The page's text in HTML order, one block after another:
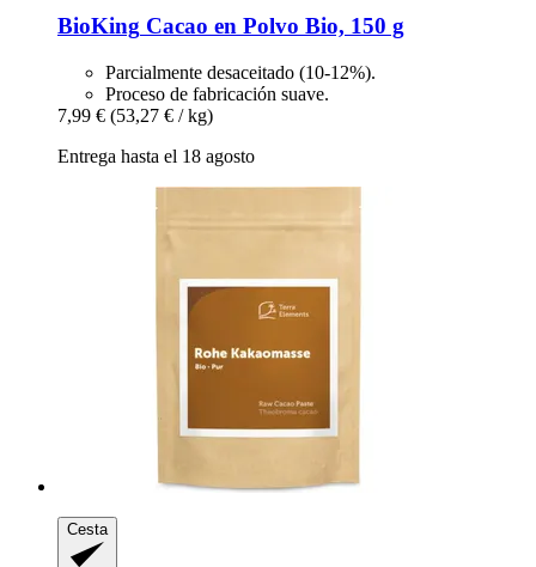
BioKing Cacao en Polvo Bio, 150 g
Parcialmente desaceitado (10-12%).
Proceso de fabricación suave.
7,99 € (53,27 € / kg)
Entrega hasta el 18 agosto
Cesta